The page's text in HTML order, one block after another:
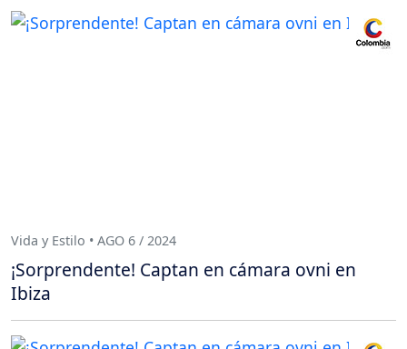
Vida y Estilo • AGO 6 / 2024
¡Sorprendente! Captan en cámara ovni en
Ibiza